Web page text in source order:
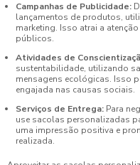
Campanhas de Publicidade:
lançamentos de produtos,
marketing. Isso atrai a
públicos.
Atividades de
sustentabilidade, utilizando
mensagens ecológicas. Isso
engajada nas causas sociais.
Serviços de Entrega: Para
use sacolas personalizadas
uma impressão positiva e
realizada.